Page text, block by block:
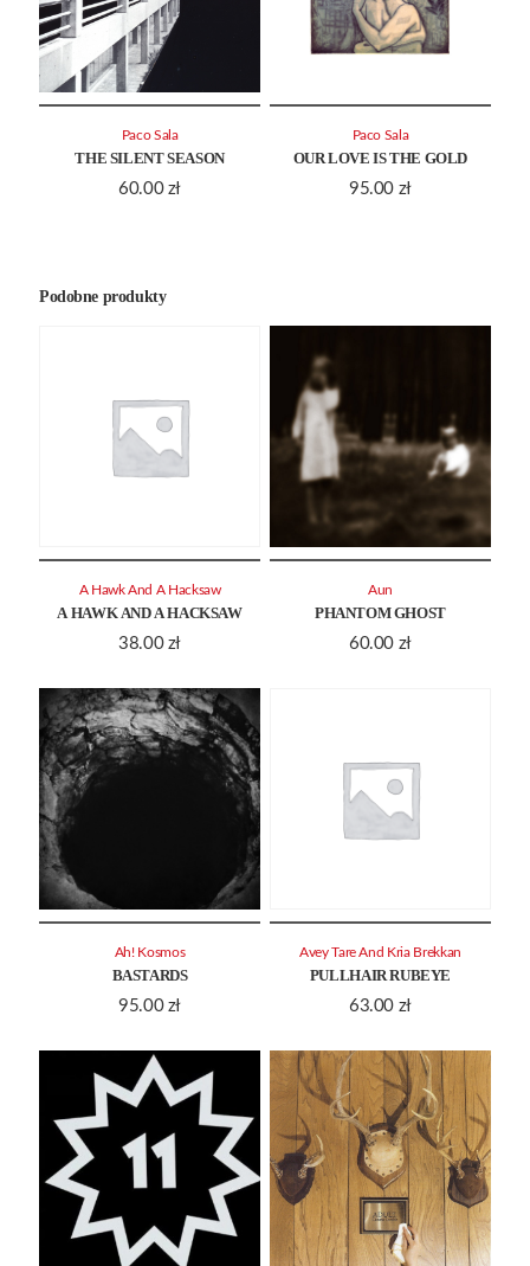
THE SILENT SEASON
60.00 zł
Paco Sala
OUR LOVE IS THE GOLD
95.00 zł
Paco Sala
Podobne produkty
A HAWK AND A HACKSAW
38.00 zł
A Hawk And A Hacksaw
PHANTOM GHOST
60.00 zł
Aun
BASTARDS
95.00 zł
Ah! Kosmos
PULLHAIR RUBEYE
63.00 zł
Avey Tare And Kria Brekkan